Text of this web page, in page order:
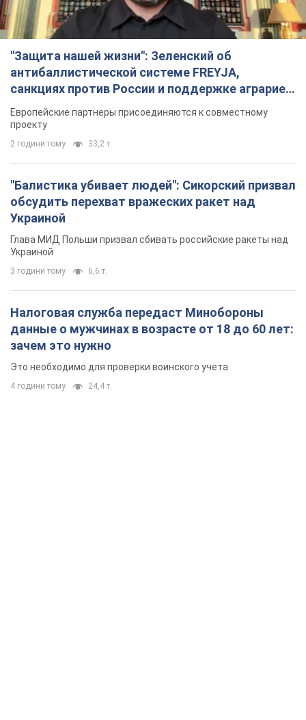
"Защита нашей жизни": Зеленский об
антибаллистической системе FREYJA,
санкциях против России и поддержке аграриев.
Видео
Европейские партнеры присоединяются к совместному
проекту
2 години тому 33,2 т.
"Балистика убивает людей": Сикорский призвал
обсудить перехват вражеских ракет над
Украиной
Глава МИД Польши призвал сбивать российские ракеты над
Украиной
3 години тому 6,6 т.
Налоговая служба передаст Минобороны
данные о мужчинах в возрасте от 18 до 60 лет:
зачем это нужно
Это необходимо для проверки воинского учета
4 години тому 24,4 т.